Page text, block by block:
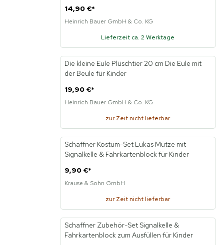
14,90 €*
Heinrich Bauer GmbH & Co. KG
Lieferzeit ca. 2 Werktage
Neu
Die kleine Eule Plüschtier 20 cm Die Eule mit
der Beule für Kinder
19,90 €*
Heinrich Bauer GmbH & Co. KG
zur Zeit nicht lieferbar
Neu
KI
Schaffner Kostüm-Set Lukas Mütze mit
Signalkelle & Fahrkartenblock für Kinder
9,90 €*
Krause & Sohn GmbH
zur Zeit nicht lieferbar
Neu
Schaffner Zubehör-Set Signalkelle &
Fahrkartenblock zum Ausfüllen für Kinder